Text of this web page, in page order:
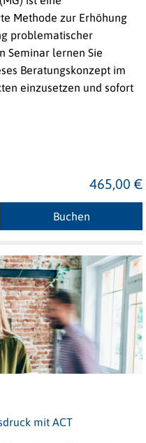
Methode zur Erhöhung
problematischer
Seminar lernen Sie
Beratungskonzept im
einzusetzen und sofort
465,00 €
Buchen
mit ACT